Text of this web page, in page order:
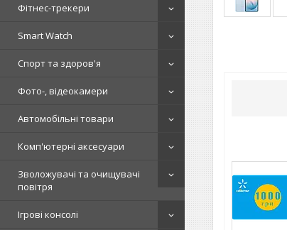
Фітнес-трекери
Smart Watch
Спорт та здоров'я
Фото-, відеокамери
Автомобільні товари
Комп'ютерні аксесуари
Зволожувачі та очищувачі
повітря
Ігрові консолі